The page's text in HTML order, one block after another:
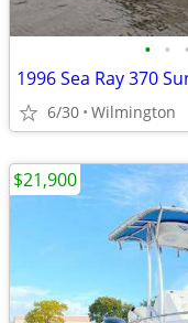
• • •
1996 Sea Ray 370
6/30 Wilmington
$21,900